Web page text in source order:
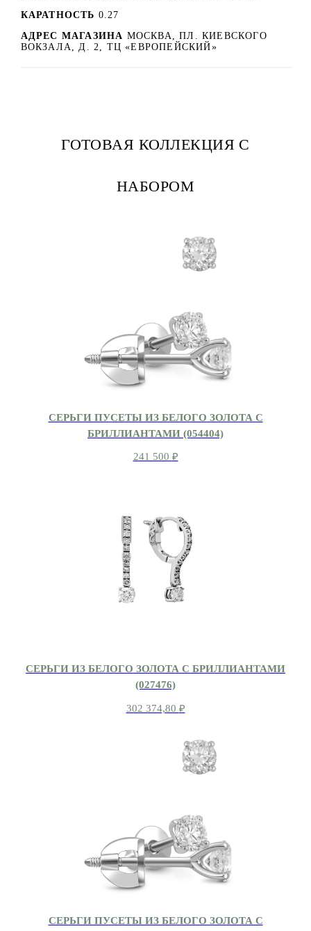
КАРАТНОСТЬ 0.27
АДРЕС МАГАЗИНА МОСКВА, ПЛ. КИЕВСКОГО
ВОКЗАЛА, Д. 2, ТЦ «ЕВРОПЕЙСКИЙ»
ГОТОВАЯ КОЛЛЕКЦИЯ С
НАБОРОМ
СЕРЬГИ ПУСЕТЫ ИЗ БЕЛОГО ЗОЛОТА С
БРИЛЛИАНТАМИ (054404)
241 500 ₽
СЕРЬГИ ИЗ БЕЛОГО ЗОЛОТА С БРИЛЛИАНТАМИ
(027476)
302 374,80 ₽
СЕРЬГИ ПУСЕТЫ ИЗ БЕЛОГО ЗОЛОТА С